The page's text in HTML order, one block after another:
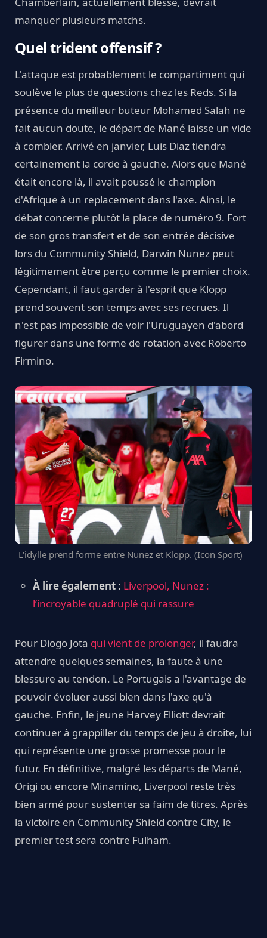
manquer plusieurs matchs.
Quel trident offensif ?
L'attaque est probablement le compartiment qui
soulève le plus de questions chez les Reds. Si la
présence du meilleur buteur Mohamed Salah ne
fait aucun doute, le départ de Mané laisse un vide
à combler. Arrivé en janvier, Luis Diaz tiendra
certainement la corde à gauche. Alors que Mané
était encore là, il avait poussé le champion
d'Afrique à un replacement dans l'axe. Ainsi, le
débat concerne plutôt la place de numéro 9. Fort
de son gros transfert et de son entrée décisive
lors du Community Shield, Darwin Nunez peut
légitimement être perçu comme le premier choix.
Cependant, il faut garder à l'esprit que Klopp
prend souvent son temps avec ses recrues. Il
n'est pas impossible de voir l'Uruguayen d'abord
figurer dans une forme de rotation avec Roberto
Firmino.
L'idylle prend forme entre Nunez et Klopp. (Icon Sport)
À lire également : Liverpool, Nunez :
l’incroyable quadruplé qui rassure
Pour Diogo Jota qui vient de prolonger, il faudra
attendre quelques semaines, la faute à une
blessure au tendon. Le Portugais a l'avantage de
pouvoir évoluer aussi bien dans l'axe qu'à
gauche. Enfin, le jeune Harvey Elliott devrait
continuer à grappiller du temps de jeu à droite, lui
qui représente une grosse promesse pour le
futur. En définitive, malgré les départs de Mané,
Origi ou encore Minamino, Liverpool reste très
bien armé pour sustenter sa faim de titres. Après
la victoire en Community Shield contre City, le
premier test sera contre Fulham.